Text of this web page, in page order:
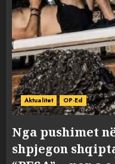
Aktualitet OP-Ed
Nga pushimet
shpjegon